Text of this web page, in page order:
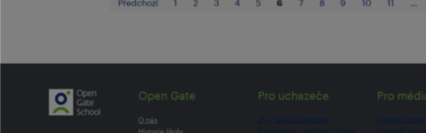
Předchozí 1 2 3 4 5 6 7 8 9 10 11
Open Gate
O nás
Historie školy
Pro uchazeče Pro